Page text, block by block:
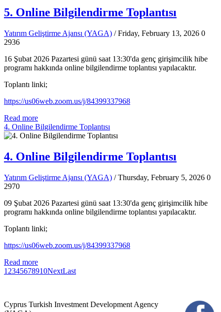
5. Online Bilgilendirme Toplantısı
Yatırım Geliştirme Ajansı (YAGA) / Friday, February 13, 2026 0
2936
16 Şubat 2026 Pazartesi günü saat 13:30'da genç girişimcilik hibe
programı hakkında online bilgilendirme toplantısı yapılacaktır.
Toplantı linki;
https://us06web.zoom.us/j/84399337968
Read more
4. Online Bilgilendirme Toplantısı
4. Online Bilgilendirme Toplantısı
Yatırım Geliştirme Ajansı (YAGA) / Thursday, February 5, 2026 0
2970
09 Şubat 2026 Pazartesi günü saat 13:30'da genç girişimcilik hibe
programı hakkında online bilgilendirme toplantısı yapılacaktır.
Toplantı linki;
https://us06web.zoom.us/j/84399337968
Read more
1 2345678910NextLast
Cyprus Turkish Investment Development Agency